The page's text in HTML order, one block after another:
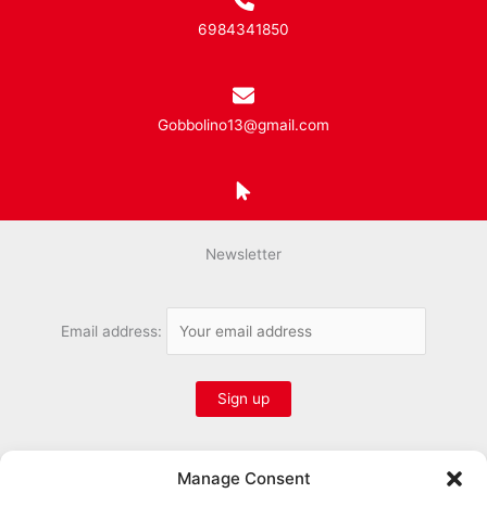
Manage Consent
6984341850
Gobbolino13@gmail.com
Newsletter
Email address:
Follow us